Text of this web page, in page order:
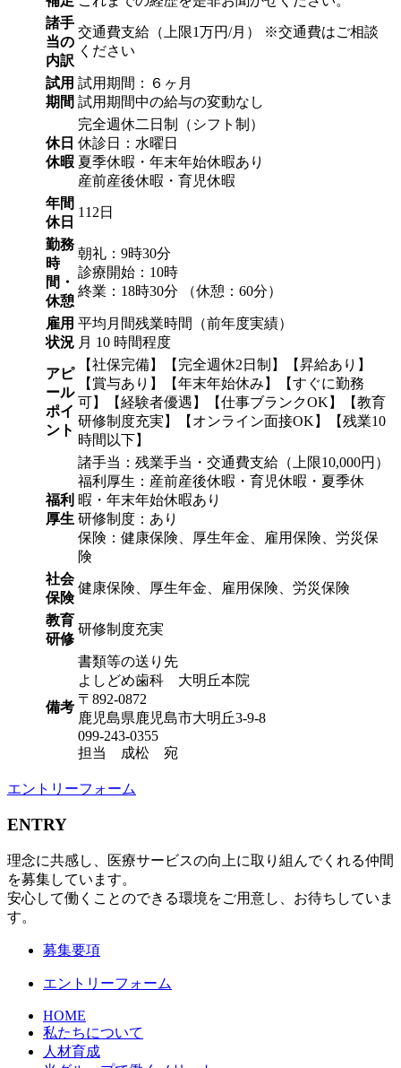
諸手
当の
内訳
交通費支給（上限1万円/月） ※交通費はご相談
ください
試用
期間
試用期間：６ヶ月
試用期間中の給与の変動なし
休日
休暇
完全週休二日制（シフト制）
休診日：水曜日
夏季休暇・年末年始休暇あり
産前産後休暇・育児休暇
年間
休日
112日
勤務
時
間・
休憩
朝礼：9時30分
診療開始：10時
終業：18時30分 （休憩：60分）
雇用
状況
平均月間残業時間（前年度実績）
月 10 時間程度
アピ
ール
ポイ
ント
【社保完備】【完全週休2日制】【昇給あり】
【賞与あり】【年末年始休み】【すぐに勤務
可】【経験者優遇】【仕事ブランクOK】【教育
研修制度充実】【オンライン面接OK】【残業10
時間以下】
福利
厚生
諸手当：残業手当・交通費支給（上限10,000円）
福利厚生：産前産後休暇・育児休暇・夏季休
暇・年末年始休暇あり
研修制度：あり
保険：健康保険、厚生年金、雇用保険、労災保
険
社会
保険
健康保険、厚生年金、雇用保険、労災保険
教育
研修
研修制度充実
備考
書類等の送り先
よしどめ歯科 大明丘本院
〒892-0872
鹿児島県鹿児島市大明丘3-9-8
099-243-0355
担当 成松 宛
エントリーフォーム
ENTRY
理念に共感し、医療サービスの向上に取り組んでくれる仲間
を募集しています。
安心して働くことのできる環境をご用意し、お待ちしていま
す。
募集要項
エントリーフォーム
HOME
私たちについて
人材育成